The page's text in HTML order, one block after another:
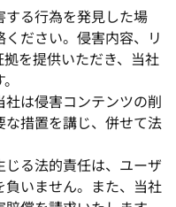
する行為を発見した場
ださい。侵害内容、リ
を提供いただき、当社
は侵害コンテンツの削
措置を講じ、併せて法
る法的責任は、ユーザ
いません。また、当社